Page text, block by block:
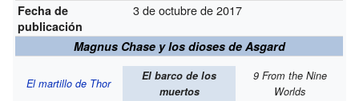
Fecha de
publicación
3 de octubre de 2017
Magnus Chase y los dioses de Asgard
El martillo de Thor
El barco de los
muertos
9 From the Nine
Worlds